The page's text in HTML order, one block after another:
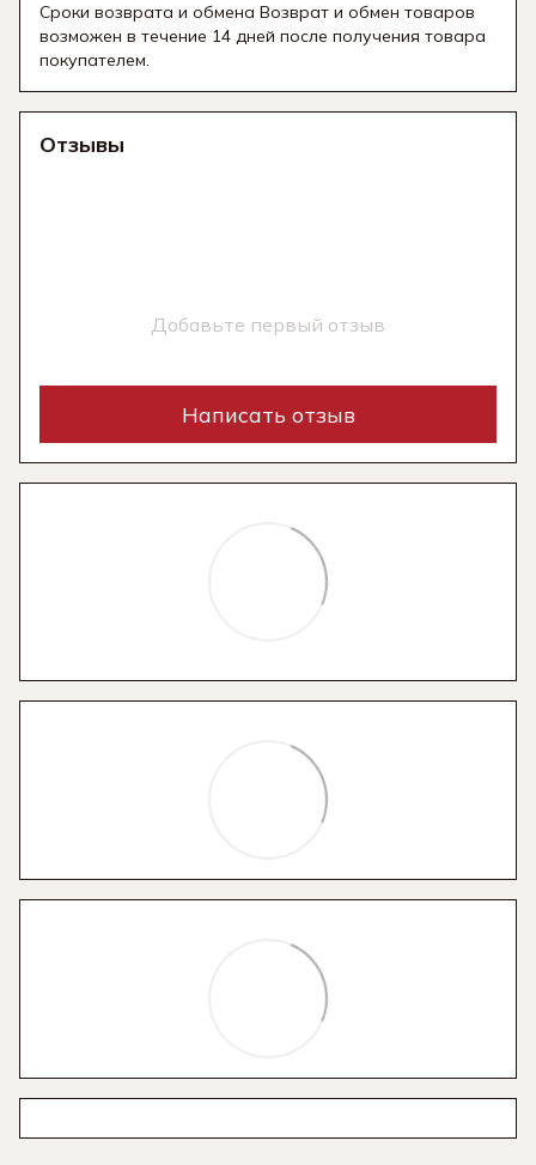
Сроки возврата и обмена Возврат и обмен товаров
возможен в течение 14 дней после получения товара
покупателем.
Отзывы
Добавьте первый отзыв
Написать отзыв